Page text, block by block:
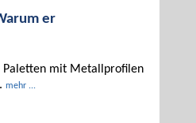
er
Paletten mit Metallprofilen
mehr ...